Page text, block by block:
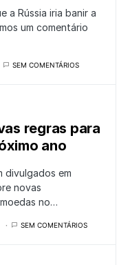
a Rússia iria banir a
um comentário
SEM COMENTÁRIOS
regras para
ano
divulgados em
novas
no…
SEM COMENTÁRIOS